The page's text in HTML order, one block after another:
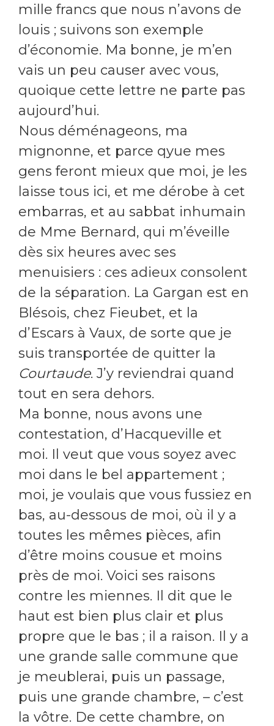
mille francs que nous n’avons de
louis ; suivons son exemple
d’économie. Ma bonne, je m’en
vais un peu causer avec vous,
quoique cette lettre ne parte pas
aujourd’hui.
Nous déménageons, ma
mignonne, et parce qyue mes
gens feront mieux que moi, je les
laisse tous ici, et me dérobe à cet
embarras, et au sabbat inhumain
de Mme Bernard, qui m’éveille
dès six heures avec ses
menuisiers : ces adieux consolent
de la séparation. La Gargan est en
Blésois, chez Fieubet, et la
d’Escars à Vaux, de sorte que je
suis transportée de quitter la
Courtaude. J’y reviendrai quand
tout en sera dehors.
Ma bonne, nous avons une
contestation, d’Hacqueville et
moi. Il veut que vous soyez avec
moi dans le bel appartement ;
moi, je voulais que vous fussiez en
bas, au-dessous de moi, où il y a
toutes les mêmes pièces, afin
d’être moins cousue et moins
près de moi. Voici ses raisons
contre les miennes. Il dit que le
haut est bien plus clair et plus
propre que le bas ; il a raison. Il y a
une grande salle commune que
je meublerai, puis un passage,
puis une grande chambre, – c’est
la vôtre. De cette chambre, on